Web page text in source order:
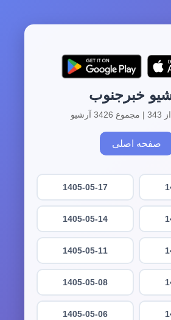
خبرجنوب
صفحه اصلی
1405-05-17
1405-05-14
1405-05-11
1405-05-08
1405-05-06